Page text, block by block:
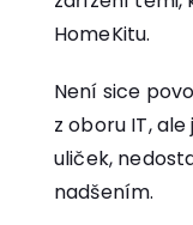
HomeKitu.
Není sice
z oboru IT,
uliček,
nadšením.